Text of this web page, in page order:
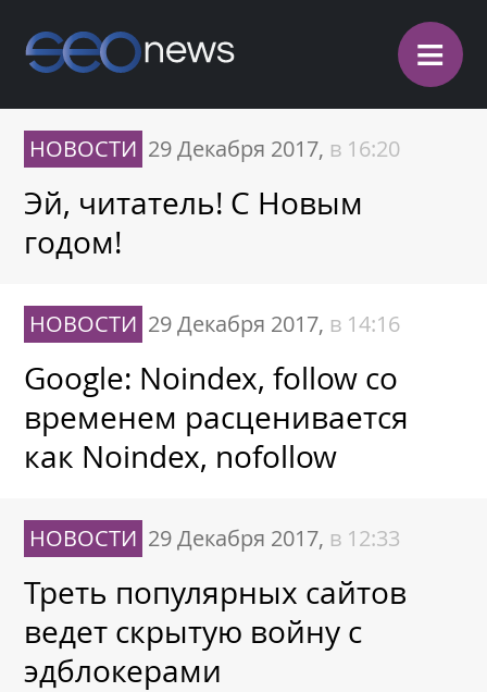
≡
НОВОСТИ 29 Декабря 2017, в 16:20
Эй, читатель! С Новым
годом!
НОВОСТИ 29 Декабря 2017, в 14:16
Google: Noindex, follow со
временем расценивается
как Noindex, nofollow
НОВОСТИ 29 Декабря 2017, в 12:33
Треть популярных сайтов
ведет скрытую войну с
эдблокерами